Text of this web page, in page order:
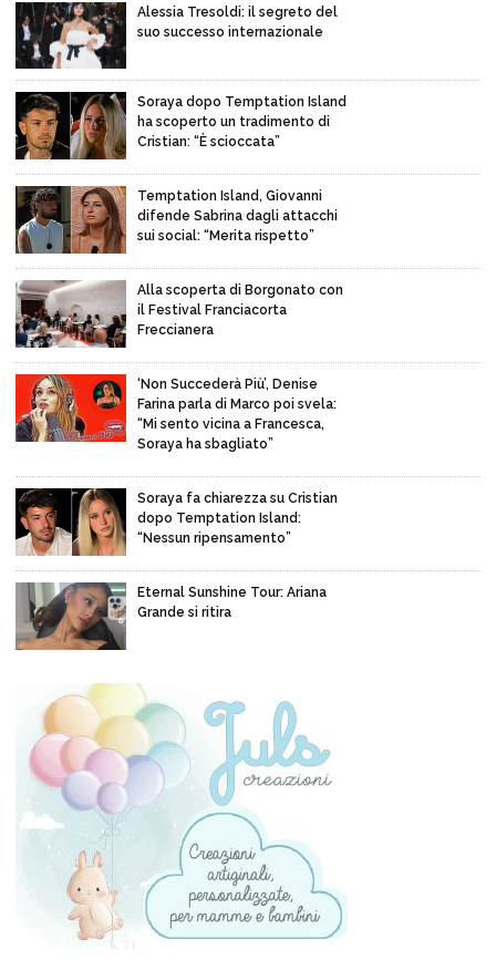
Alessia Tresoldi: il segreto del
suo successo internazionale
Soraya dopo Temptation Island
ha scoperto un tradimento di
Cristian: “È scioccata”
Temptation Island, Giovanni
difende Sabrina dagli attacchi
sui social: “Merita rispetto”
Alla scoperta di Borgonato con
il Festival Franciacorta
Freccianera
‘Non Succederà Più’, Denise
Farina parla di Marco poi svela:
“Mi sento vicina a Francesca,
Soraya ha sbagliato”
Soraya fa chiarezza su Cristian
dopo Temptation Island:
“Nessun ripensamento”
Eternal Sunshine Tour: Ariana
Grande si ritira